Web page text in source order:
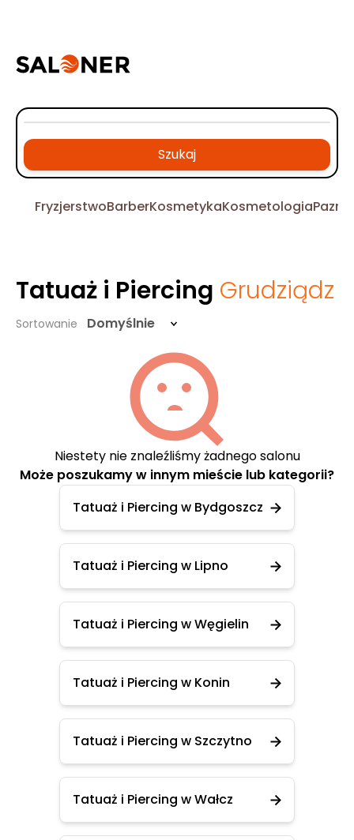
Szukaj
FryzjerstwoBarberKosmetykaKosmetologia
Tatuaż i Piercing Grudziądz
Sortowanie Domyślnie
Niestety nie znaleźliśmy żadnego salonu
Może poszukamy w innym mieście lub kategorii?
Tatuaż i Piercing w Bydgoszcz
Tatuaż i Piercing w Lipno
Tatuaż i Piercing w Węgielin
Tatuaż i Piercing w Konin
Tatuaż i Piercing w Szczytno
Tatuaż i Piercing w Wałcz